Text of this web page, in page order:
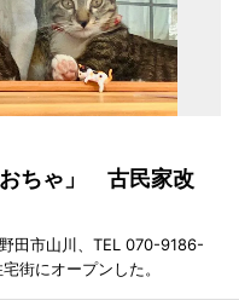
おちゃ」 古民家改
田市山川、TEL 070-9186-
街にオープンした。